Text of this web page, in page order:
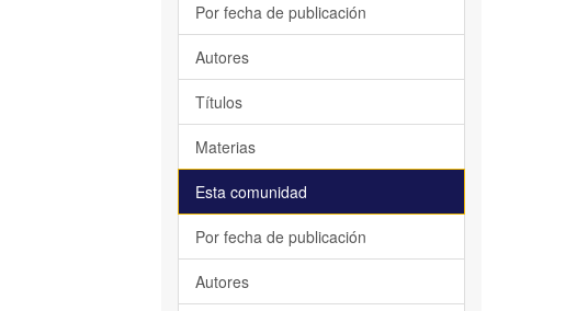
Por fecha de publicación
Autores
Títulos
Materias
Esta comunidad
Por fecha de publicación
Autores